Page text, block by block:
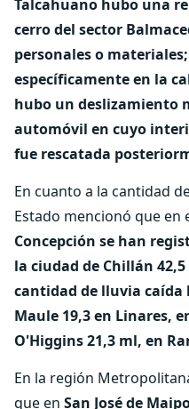
Talcahuano hubo una
cerro del sector
personales o
específicamente en la
hubo un deslizamiento
automóvil en cuyo
fue rescatada
En cuanto a la cantidad
Estado mencionó que en
Concepción se han
la ciudad de Chillán
cantidad de lluvia caída
Maule 19,3 en Linares,
O'Higgins 21,3 ml, en
En la región
que en San José de